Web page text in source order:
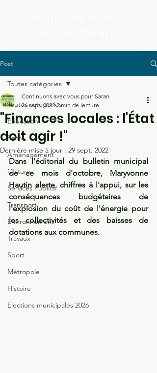
Post
Toutes catégories
Education
Santé
Aménagement
Culture
Services Publics
Transport
Environnement
Travaux
Sport
Métropole
Histoire
Elections municipales 2026
Toutes catégories
"Finances locales : l'État
doit agir !"
Continuons avec vous pour Saran
26 sept. 2022 2 min de lecture
Dernière mise à jour : 29 sept. 2022
Dans l'éditorial du bulletin municipal
de ce mois d'octobre, Maryvonne
Hautin alerte, chiffres à l'appui, sur les
conséquences budgétaires de
l'explosion du coût de l'énergie pour
les collectivités et des baisses de
dotations aux communes.